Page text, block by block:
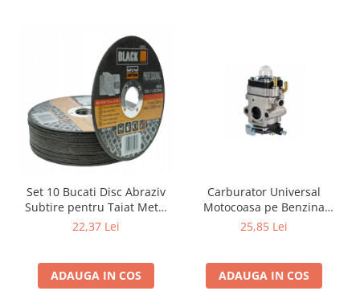
Set 10 Bucati Disc Abraziv
Subtire pentru Taiat Metal
si Inox 125 x 1 x 22.2 mm,
22,37 Lei
ADAUGA IN COS
Carburator Universal
Motocoasa pe Benzina
(Motoare 2 Timpi),
Gardener, Eurotec, Makita,
Al-Ko, Ansamblu Complet
25,85 Lei
ADAUGA IN COS